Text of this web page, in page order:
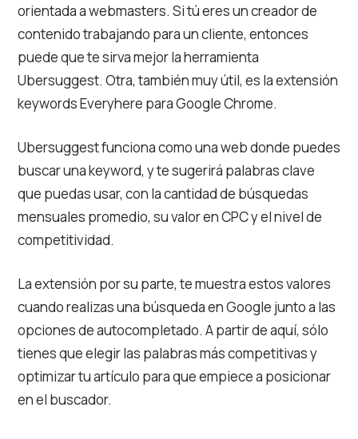
orientada a webmasters. Si tú eres un creador de
contenido trabajando para un cliente, entonces
puede que te sirva mejor la herramienta
Ubersuggest. Otra, también muy útil, es la extensión
keywords Everyhere para Google Chrome.
Ubersuggest funciona como una web donde puedes
buscar una keyword, y te sugerirá palabras clave
que puedas usar, con la cantidad de búsquedas
mensuales promedio, su valor en CPC y el nivel de
competitividad.
La extensión por su parte, te muestra estos valores
cuando realizas una búsqueda en Google junto a las
opciones de autocompletado. A partir de aquí, sólo
tienes que elegir las palabras más competitivas y
optimizar tu artículo para que empiece a posicionar
en el buscador.